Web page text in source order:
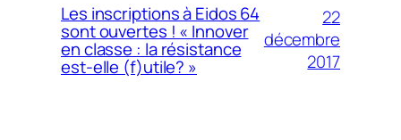
Les inscriptions à Eidos 64
sont ouvertes ! « Innover
en classe : la résistance
est-elle (f)utile? »
22
décembre
2017